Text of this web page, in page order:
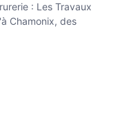
: Les Travaux
Chamonix, des